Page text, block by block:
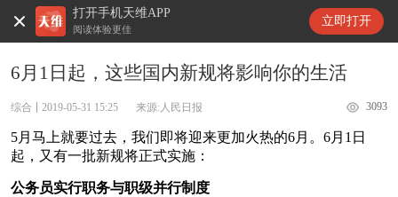
打开手机天维APP
阅读体验更佳
立即打开
天维新闻
6月1日起，这些国内新规将影响你的生活
综合 2019-05-31 15:25 来源:人民日报 3093
5月马上就要过去，我们即将迎来更加火热的6月。6月1日
起，又有一批新规将正式实施：
公务员实行职务与职级并行制度